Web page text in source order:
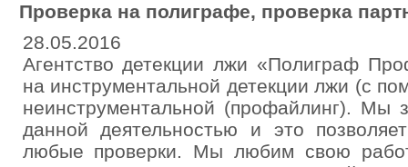
Проверка на полиграфе, проверка
28.05.2016
Агентство детекции лжи «Полиграф
на инструментальной детекции лжи (с
неинструментальной (профайлинг). Мы
данной деятельностью и это
любые проверки. Мы любим свою